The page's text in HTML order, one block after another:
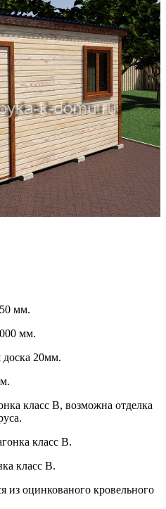
мм.
мм.
20мм.
класс В, возможна отделка
класс В.
класс В.
оцинкованого кровельного